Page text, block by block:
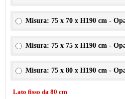
Misura: 75 x 70 x H190 cm -
Misura: 75 x 75 x H190 cm -
Misura: 75 x 80 x H190 cm -
Lato fisso da 80 cm